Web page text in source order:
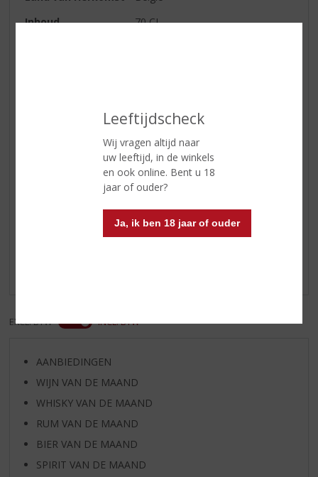
Leeftijdscheck
Wij vragen altijd naar
uw leeftijd, in de winkels
en ook online. Bent u 18
jaar of ouder?
Ja, ik ben 18 jaar of ouder
Inhoud
70 CL
Bleek koper
Middenlange licht rokerige
afdronk
Reviews
EXCL. BTW INCL. BTW
AANBIEDINGEN
WIJN VAN DE MAAND
WHISKY VAN DE MAAND
RUM VAN DE MAAND
BIER VAN DE MAAND
SPIRIT VAN DE MAAND